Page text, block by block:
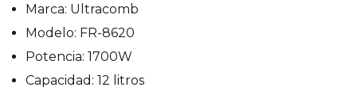
Marca: Ultracomb
Modelo: FR-8620
Potencia: 1700W
Capacidad: 12 litros